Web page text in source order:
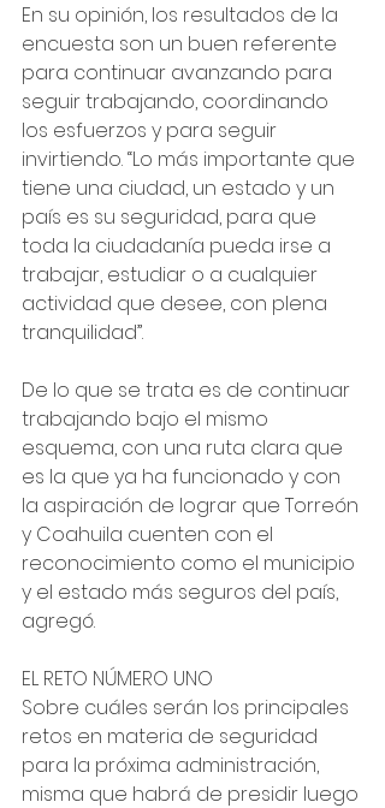
En su opinión, los resultados de la
encuesta son un buen referente
para continuar avanzando para
seguir trabajando, coordinando
los esfuerzos y para seguir
invirtiendo. “Lo más importante que
tiene una ciudad, un estado y un
país es su seguridad, para que
toda la ciudadanía pueda irse a
trabajar, estudiar o a cualquier
actividad que desee, con plena
tranquilidad”.
De lo que se trata es de continuar
trabajando bajo el mismo
esquema, con una ruta clara que
es la que ya ha funcionado y con
la aspiración de lograr que Torreón
y Coahuila cuenten con el
reconocimiento como el municipio
y el estado más seguros del país,
agregó.
EL RETO NÚMERO UNO
Sobre cuáles serán los principales
retos en materia de seguridad
para la próxima administración,
misma que habrá de presidir luego